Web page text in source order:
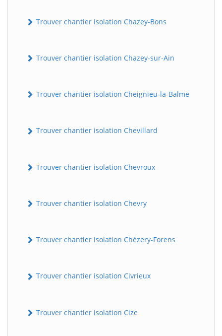
Trouver chantier isolation Chazey-Bons
Trouver chantier isolation Chazey-sur-Ain
Trouver chantier isolation Cheignieu-la-Balme
Trouver chantier isolation Chevillard
Trouver chantier isolation Chevroux
Trouver chantier isolation Chevry
Trouver chantier isolation Chézery-Forens
Trouver chantier isolation Civrieux
Trouver chantier isolation Cize